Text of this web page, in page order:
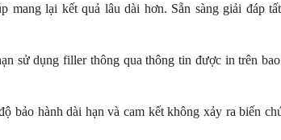
lại kết quả lâu dài hơn. Sẵn sàng giải đáp
sử dụng filler thông qua thông tin được in trên
bảo hành dài hạn và cam kết không xảy ra biến